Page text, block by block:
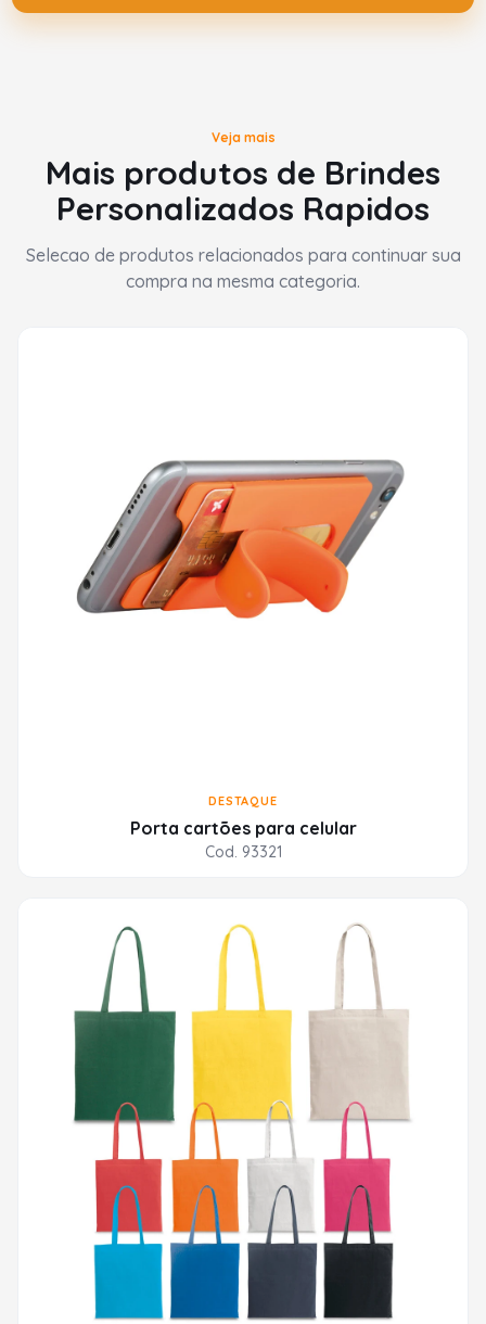
Veja mais
Mais produtos de Brindes
Personalizados Rapidos
Selecao de produtos relacionados para continuar sua
compra na mesma categoria.
DESTAQUE
Porta cartões para celular
Cod. 93321